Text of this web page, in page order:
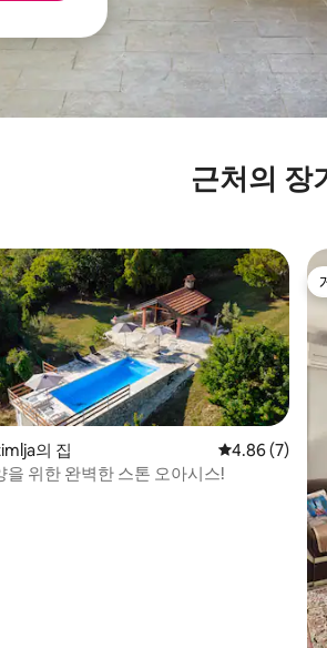
근처의 장
점), 후기 67개
의 집 평점 4.86점(5
4.86 (7)
을 위한 완벽한 스톤 오아시스!